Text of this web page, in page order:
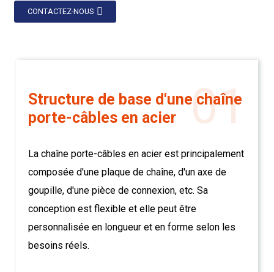
CONTACTEZ-NOUS
01
Structure de base d'une chaîne
porte-câbles en acier
La chaîne porte-câbles en acier est principalement
composée d'une plaque de chaîne, d'un axe de
goupille, d'une pièce de connexion, etc. Sa
conception est flexible et elle peut être
personnalisée en longueur et en forme selon les
besoins réels.